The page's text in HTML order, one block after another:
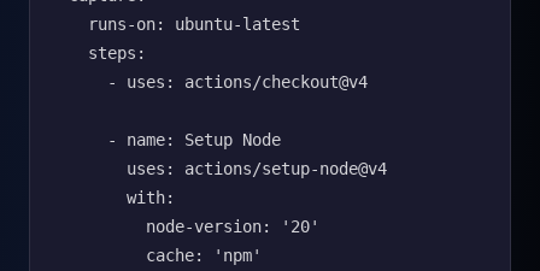
    runs-on: ubuntu-latest
    steps:
      - uses: actions/checkout@v4
      - name: Setup Node
        uses: actions/setup-node@v4
        with:
          node-version: '20'
          cache: 'npm'